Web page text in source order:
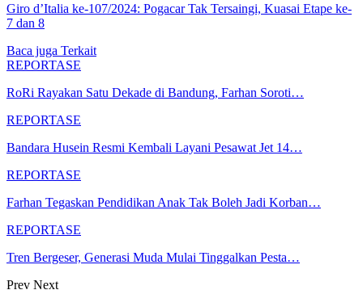
Giro d’Italia ke-107/2024: Pogacar Tak Tersaingi, Kuasai Etape ke-
7 dan 8
Baca juga Terkait
REPORTASE
RoRi Rayakan Satu Dekade di Bandung, Farhan Soroti…
REPORTASE
Bandara Husein Resmi Kembali Layani Pesawat Jet 14…
REPORTASE
Farhan Tegaskan Pendidikan Anak Tak Boleh Jadi Korban…
REPORTASE
Tren Bergeser, Generasi Muda Mulai Tinggalkan Pesta…
Prev Next